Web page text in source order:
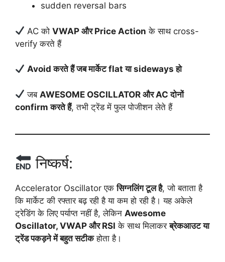
sudden reversal bars
AC कोVWAP और Price Action के साथ cross-
verify करते हैं
Avoid करते हैं जब मार्केट flat या sideways हो
जब AWESOME OSCILLATOR और AC दोनों
confirm करते हैं, तभी ट्रेंड में फुल पोजीशन लेते हैं
निष्कर्ष:
Accelerator Oscillator एकसिग्नलिंग टूल है, जो बताता है
कि मार्केट की रफ्तार बढ़ रही है या कम हो रही है। यह अकेले
ट्रेडिंग के लिए पर्याप्त नहीं है, लेकिन Awesome
Oscillator, VWAP और RSI के साथ मिलाकरब्रेकआउट या
ट्रेंड पकड़ने में बहुत सटीकहोता है।